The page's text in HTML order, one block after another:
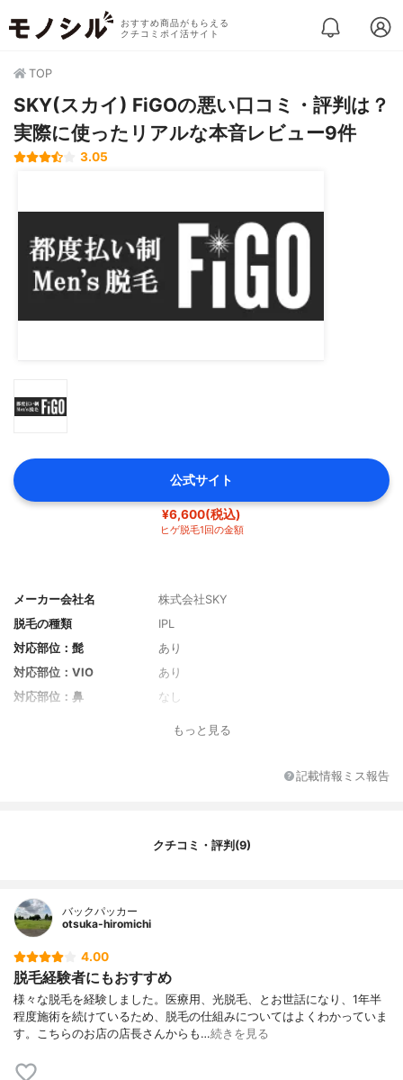
おすすめ商品がもらえる
クチコミポイ活サイト
TOP
SKY(スカイ) FiGOの悪い口コミ・評判は？
実際に使ったリアルな本音レビュー9件
3.05
公式サイト
¥6,600(税込)
ヒゲ脱毛1回の金額
メーカー会社名
株式会社SKY
脱毛の種類
IPL
対応部位：髭
あり
対応部位：VIO
あり
対応部位：鼻
なし
埼玉県、東京都、愛知県、大阪府
営業時間（土日祝）
営業日
予約方法
店舗、電話、Web
キャンセル受付時間
非公開
脱毛プラン
全身脱毛（フル脱毛）、全身脱毛（顔・VIO
1回あたりの施術時間（顔
もっと見る
記載情報ミス報告
クチコミ・評判(9)
バックパッカー
otsuka-hiromichi
4.00
脱毛経験者にもおすすめ
様々な脱毛を経験しました。医療用、光脱毛、とお世話になり、1年半
程度施術を続けているため、脱毛の仕組みについてはよくわかっていま
す。こちらのお店の店長さんからも…続きを見る